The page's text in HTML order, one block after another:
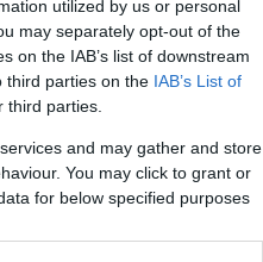
utilized by us or personal
may separately opt-out of the
on the IAB’s list of downstream
third parties on the IAB’s List of
parties.
and may gather and store
You may click to grant or
for below specified purposes
ΜΜ
στο
η νέα